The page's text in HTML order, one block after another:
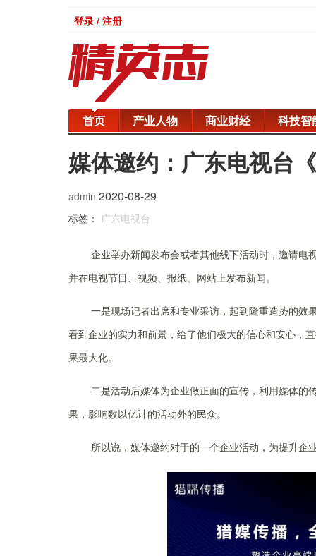
登录 / 注册
首页 产业人物 商业财经 科技智
媒体邀约：广东电视台
admin 2020-08-29
标签： 广东电视台
企业举办新闻发布会或者其他线下活动时，邀请电
并在电视节目、视频、报纸、网站上发布新闻。
一是现场记者出席和专业采访，起到隆重造势的效
看到企业的实力和前景，给了他们极大的信心和安心，
果最大化。
二是活动后媒体为企业做正面的宣传，利用媒体的传
果，影响数以亿计的活动外的民众。
所以说，媒体邀约对于的一个企业活动，为提升企